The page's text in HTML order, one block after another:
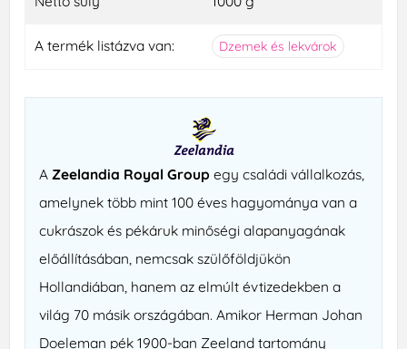
A termék listázva van: Dzemek és lekvárok
A Zeelandia Royal Group egy családi vállalkozás,
amelynek több mint 100 éves hagyománya van a
cukrászok és pékáruk minőségi alapanyagának
előállításában, nemcsak szülőföldjükön
Hollandiában, hanem az elmúlt évtizedekben a
világ 70 másik országában. Amikor Herman Johan
Doeleman pék 1900-ban Zeeland tartomány